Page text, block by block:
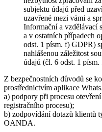
subjektu údajů před
uzavřené mezi vámi a
Informační a vzdělávací
a v ostatních případech
odst. 1 písm. f) GDPR)
nahlášenou záležitost
údajů (čl. 6 odst. 1
Z bezpečnostních důvodů se
prostřednictvím aplikace
a) podpory při procesu
registračního procesu);
b) zodpovídání dotazů klientů
OANDA.